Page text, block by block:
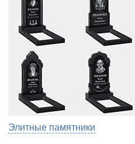
Элитные памятники